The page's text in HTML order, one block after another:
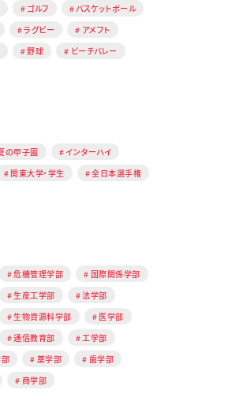
ゴルフ
バスケットボール
ラグビー
アメフト
野球
ビーチバレー
の甲子園
インターハイ
関東大学・学生
全日本選手権
危機管理学部
国際関係学部
生産工学部
法学部
生物資源科学部
医学部
通信教育部
工学部
薬学部
歯学部
商学部